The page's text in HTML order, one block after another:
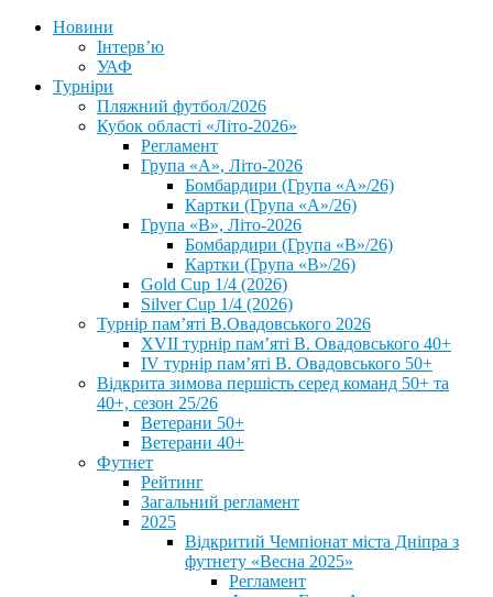
Новини
Інтерв’ю
УАФ
Турніри
Пляжний футбол/2026
Кубок області «Літо-2026»
Регламент
Група «А», Літо-2026
Бомбардири (Група «А»/26)
Картки (Група «А»/26)
Група «В», Літо-2026
Бомбардири (Група «В»/26)
Картки (Група «В»/26)
Gold Cup 1/4 (2026)
Silver Cup 1/4 (2026)
Турнір пам’яті В.Овадовського 2026
XVII турнір пам’яті В. Овадовського 40+
IV турнір пам’яті В. Овадовського 50+
Відкрита зимова першість серед команд 50+ та
40+, сезон 25/26
Ветерани 50+
Ветерани 40+
Футнет
Рейтинг
Загальний регламент
2025
Відкритий Чемпіонат міста Дніпра з
футнету «Весна 2025»
Регламент